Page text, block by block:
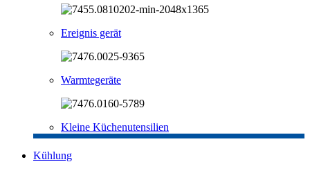
Ereignis gerät
Warmtegeräte
Kleine Küchenutensilien
Kühlung